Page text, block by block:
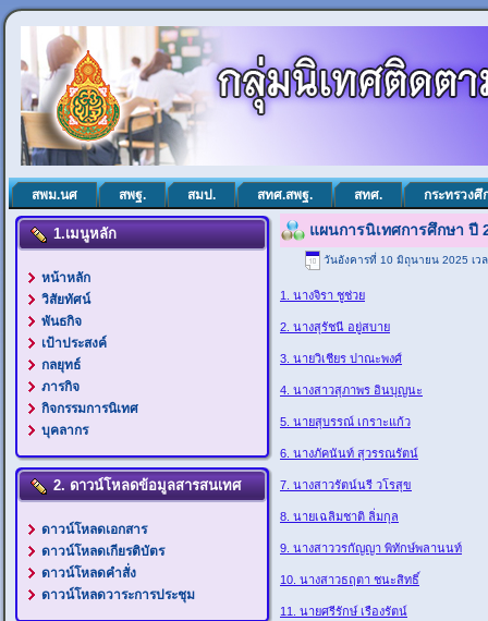
สพม.นศ สพฐ. สมป. สทศ.สพฐ. สทศ. กระทรวงศึ
1.เมนูหลัก
หน้าหลัก
วิสัยทัศน์
พันธกิจ
เป้าประสงค์
กลยุทธ์
ภารกิจ
กิจกรรมการนิเทศ
บุคลากร
2. ดาวน์โหลดข้อมูลสารสนเทศ
ดาวน์โหลดเอกสาร
ดาวน์โหลดเกียรติบัตร
ดาวน์โหลดคำสั่ง
ดาวน์โหลดวาระการประชุม
แผนการนิเทศการศึกษา ปี
วันอังคารที่ 10 มิถุนายน 2025 เว
1. นางจิรา ชูช่วย
2. นางสุรัชนี อยู่สบาย
3. นายวิเชียร ปาณะพงศ์
4. นางสาวสุภาพร อินบุญนะ
5. นายสุบรรณ์ เกราะแก้ว
6. นางภัคนันท์ สุวรรณรัตน์
7. นางสาวรัตน์นรี วโรสุข
8. นายเฉลิมชาติ ลิ่มกุล
9. นางสาววรกัญญา พิทักษ์พลานนท์
10. นางสาวธฤตา ชนะสิทธิ์
11. นายศรีรักษ์ เรืองรัตน์